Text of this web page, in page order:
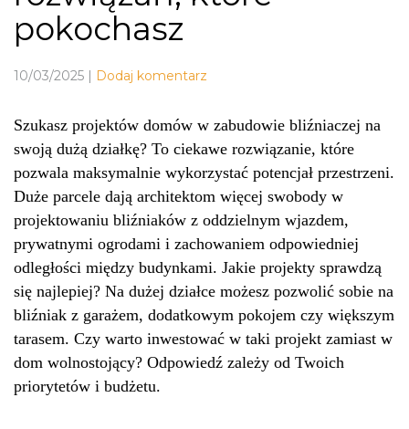
pokochasz
10/03/2025 | Dodaj komentarz
Szukasz projektów domów w zabudowie bliźniaczej na
swoją dużą działkę? To ciekawe rozwiązanie, które
pozwala maksymalnie wykorzystać potencjał przestrzeni.
Duże parcele dają architektom więcej swobody w
projektowaniu bliźniaków z oddzielnym wjazdem,
prywatnymi ogrodami i zachowaniem odpowiedniej
odległości między budynkami. Jakie projekty sprawdzą
się najlepiej? Na dużej działce możesz pozwolić sobie na
bliźniak z garażem, dodatkowym pokojem czy większym
tarasem. Czy warto inwestować w taki projekt zamiast w
dom wolnostojący? Odpowiedź zależy od Twoich
priorytetów i budżetu.